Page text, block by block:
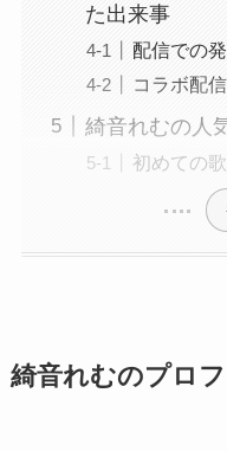
た出来事
配信での
コラボ配
綺音れむの人
初めての
綺音れむのプロ